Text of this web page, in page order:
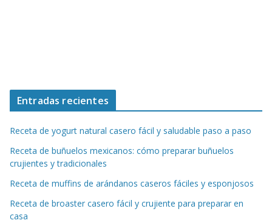
Entradas recientes
Receta de yogurt natural casero fácil y saludable paso a paso
Receta de buñuelos mexicanos: cómo preparar buñuelos
crujientes y tradicionales
Receta de muffins de arándanos caseros fáciles y esponjosos
Receta de broaster casero fácil y crujiente para preparar en
casa